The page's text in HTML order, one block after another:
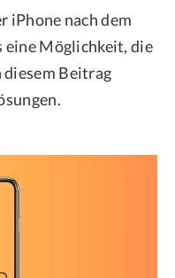
iPhone nach dem
eine Möglichkeit, die
diesem Beitrag